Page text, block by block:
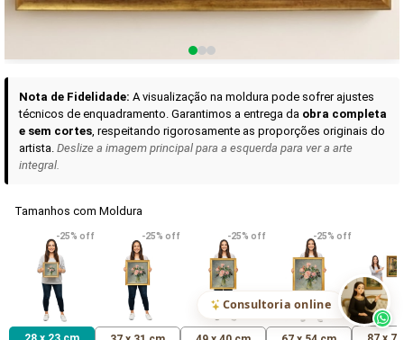
A seleção de obras-primas apresentadas em nossos vídeos nas redes
sociais, reunidas aqui para sua apreciação.
VER DETALHES
Madona de Loreto
R$ 538,42
VER DETALHES
Narciso- caravaggio
R$ 365,92
VER
Maria
uma Rosa
R$ 365,92
Consultoria online
Nota de Fidelidade: A visualização na moldura pode sofrer ajustes
técnicos de enquadramento. Garantimos a entrega da obra completa
e sem cortes, respeitando rigorosamente as proporções originais do
artista. Deslize a imagem principal para a esquerda para ver a arte
integral.
Tamanhos com Moldura
-25% off -25% off -25% off -25% off